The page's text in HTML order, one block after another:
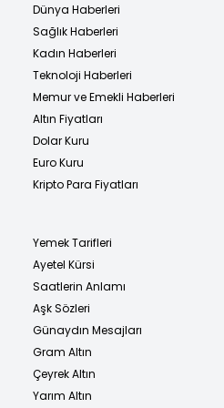
Dünya Haberleri
Sağlık Haberleri
Kadın Haberleri
Teknoloji Haberleri
Memur ve Emekli Haberleri
Altın Fiyatları
Dolar Kuru
Euro Kuru
Kripto Para Fiyatları
Yemek Tarifleri
Ayetel Kürsi
Saatlerin Anlamı
Aşk Sözleri
Günaydın Mesajları
Gram Altın
Çeyrek Altın
Yarım Altın